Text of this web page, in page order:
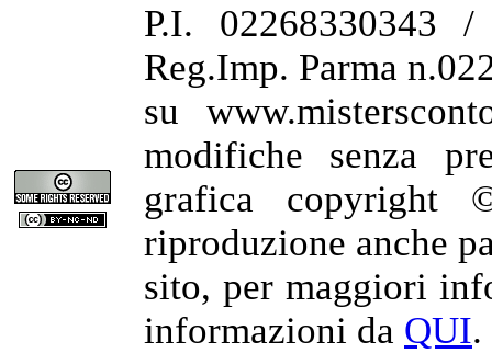
P.I. 02268330343
Reg.Imp. Parma
su
modifiche senza
grafica copyright
riproduzione anche
sito, per maggiori
informazioni da QUI.